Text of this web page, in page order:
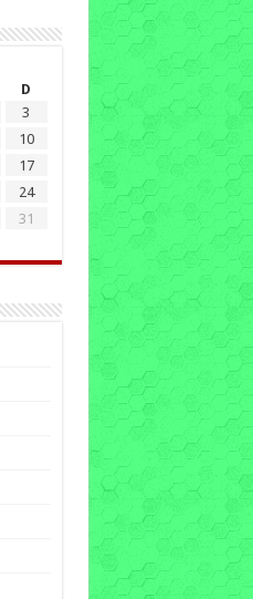
D
3
10
17
24
31